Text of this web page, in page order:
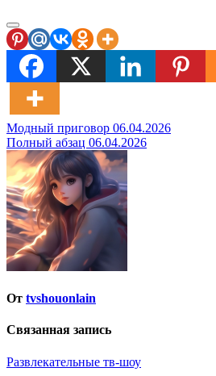
Навигация
по
записям
Модный приговор 06.04.2026
Полный абзац 06.04.2026
От tvshouonlain
Связанная запись
Развлекательные тв-шоу